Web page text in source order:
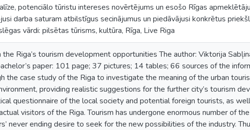
potenciālo tūristu intereses novērtējums un esošo Rīgas
darba saturam atbilstīgus secinājumus un piedāvājusi konkrētus
vārdi: pilsētas tūrisms, kultūra, Rīga, Live Riga
Riga’s tourism development opportunities The author: Viktorija
paper: 101 page; 37 pictures; 14 tables; 66 sources of the
the case study of the Riga to investigate the meaning of the urban
providing realistic suggestions for the further city’s tourism
questionnaire of the local society and potential foreign tourists, as
visitors of the Riga. Tourism has undergone enormous number of
never ending desire to seek for the new possibilities of the industry.